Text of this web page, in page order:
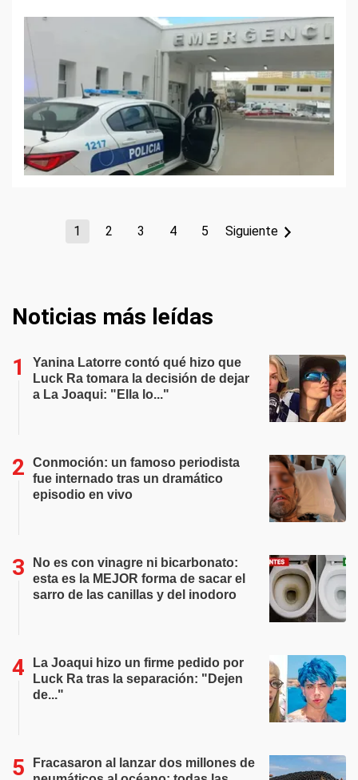
1 2 3 4 5 Siguiente
Noticias más leídas
Yanina Latorre contó qué hizo que
Luck Ra tomara la decisión de dejar
a La Joaqui: "Ella lo..."
Conmoción: un famoso periodista
fue internado tras un dramático
episodio en vivo
No es con vinagre ni bicarbonato:
esta es la MEJOR forma de sacar el
sarro de las canillas y del inodoro
La Joaqui hizo un firme pedido por
Luck Ra tras la separación: "Dejen
de..."
Fracasaron al lanzar dos millones de